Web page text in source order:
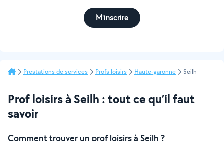
M'inscrire
Prestations de services Profs loisirs Haute-garonne Seilh
Prof loisirs à Seilh : tout ce qu’il faut
savoir
Comment trouver un prof loisirs à Seilh ?